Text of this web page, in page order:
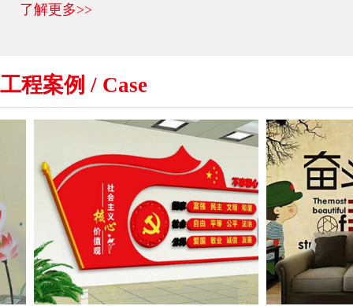
了解更多>>
工程案例 / Case